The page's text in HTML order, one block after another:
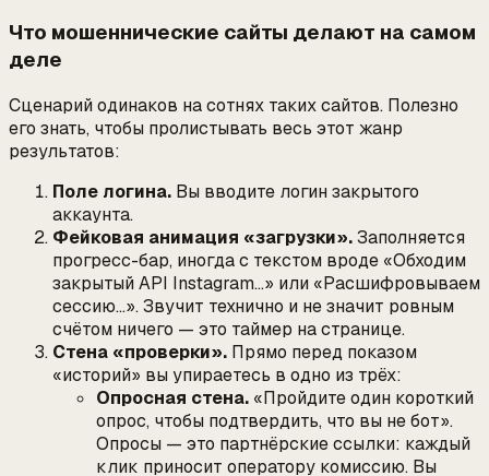
Что мошеннические сайты делают на самом
деле
Сценарий одинаков на сотнях таких сайтов. Полезно
его знать, чтобы пролистывать весь этот жанр
результатов:
Поле логина. Вы вводите логин закрытого
аккаунта.
Фейковая анимация «загрузки».Заполняется
прогресс-бар, иногда с текстом вроде «Обходим
закрытый API Instagram…» или «Расшифровываем
сессию…». Звучит технично и не значит ровным
счётом ничего — это таймер на странице.
Стена «проверки». Прямо перед показом
«историй» вы упираетесь в одно из трёх:
Опросная стена. «Пройдите один короткий
опрос, чтобы подтвердить, что вы не бот».
Опросы — это партнёрские ссылки: каждый
клик приносит оператору комиссию. Вы